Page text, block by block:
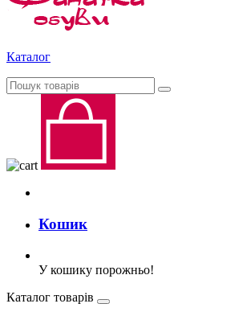
Каталог
Кошик
У кошику порожньо!
Каталог товарів